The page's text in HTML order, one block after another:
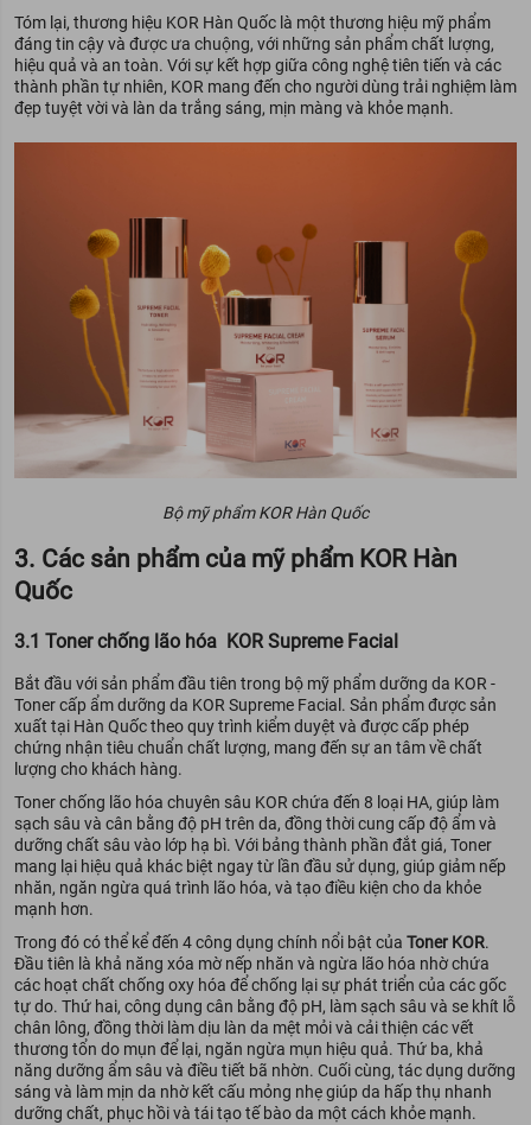
Tóm lại, thương hiệu KOR Hàn Quốc là một thương hiệu mỹ phẩm
đáng tin cậy và được ưa chuộng, với những sản phẩm chất lượng,
hiệu quả và an toàn. Với sự kết hợp giữa công nghệ tiên tiến và các
thành phần tự nhiên, KOR mang đến cho người dùng trải nghiệm làm
đẹp tuyệt vời và làn da trắng sáng, mịn màng và khỏe mạnh.
Bộ mỹ phẩm KOR Hàn Quốc
3. Các sản phẩm của mỹ phẩm KOR Hàn
Quốc
3.1 Toner chống lão hóa KOR Supreme Facial
Bắt đầu với sản phẩm đầu tiên trong bộ mỹ phẩm dưỡng da KOR -
Toner cấp ẩm dưỡng da KOR Supreme Facial. Sản phẩm được sản
xuất tại Hàn Quốc theo quy trình kiểm duyệt và được cấp phép
chứng nhận tiêu chuẩn chất lượng, mang đến sự an tâm về chất
lượng cho khách hàng.
Toner chống lão hóa chuyên sâu KOR chứa đến 8 loại HA, giúp làm
sạch sâu và cân bằng độ pH trên da, đồng thời cung cấp độ ẩm và
dưỡng chất sâu vào lớp hạ bì. Với bảng thành phần đắt giá, Toner
mang lại hiệu quả khác biệt ngay từ lần đầu sử dụng, giúp giảm nếp
nhăn, ngăn ngừa quá trình lão hóa, và tạo điều kiện cho da khỏe
mạnh hơn.
Trong đó có thể kể đến 4 công dụng chính nổi bật của Toner KOR.
Đầu tiên là khả năng xóa mờ nếp nhăn và ngừa lão hóa nhờ chứa
các hoạt chất chống oxy hóa để chống lại sự phát triển của các gốc
tự do. Thứ hai, công dụng cân bằng độ pH, làm sạch sâu và se khít lỗ
chân lông, đồng thời làm dịu làn da mệt mỏi và cải thiện các vết
thương tổn do mụn để lại, ngăn ngừa mụn hiệu quả. Thứ ba, khả
năng dưỡng ẩm sâu và điều tiết bã nhờn. Cuối cùng, tác dụng dưỡng
sáng và làm mịn da nhờ kết cấu mỏng nhẹ giúp da hấp thụ nhanh
dưỡng chất, phục hồi và tái tạo tế bào da một cách khỏe mạnh.